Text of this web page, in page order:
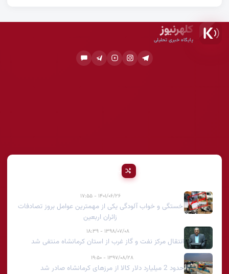
کلهرنیوز
پایگاه خبری تحلیلی
پیشنهادی
۱۴۰۱/۰۶/۲۶ - ۱۷:۵۵
خستگی و خواب آلودگی یکی از مهمترین عوامل بروز تصادفات
زائران اربعین
۱۳۹۸/۰۷/۰۸ - ۱۸:۳۹
انتقال مرکز نفت و گاز غرب از استان کرمانشاه منتفی شد
۱۳۹۷/۰۸/۲۸ - ۱۹:۵۰
حدود 2 میلیارد دلار کالا از مرزهای کرمانشاه صادر شد